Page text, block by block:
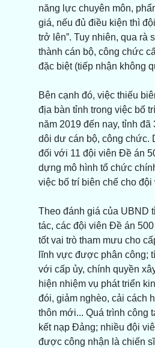
năng lực chuyên môn,
giá, nếu đủ điều kiện thì
trở lên”. Tuy nhiên, qua rà
thành cán bộ, công chức
đặc biệt (tiếp nhận không
Bên cạnh đó, việc thiếu
địa bàn tỉnh trong việc bố
năm 2019 đến nay, tỉnh
dôi dư cán bộ, công chức.
đối với 11 đội viên Đề án
dựng mô hình tổ chức
việc bố trí biên chế cho
Theo đánh giá của UBND
tác, các đội viên Đề án
tốt vai trò tham mưu cho
lĩnh vực được phân công;
với cấp ủy, chính quyền
hiện nhiệm vụ phát triển
đói, giảm nghèo, cải cách
thôn mới... Quá trình công
kết nạp Đảng; nhiều đội
được công nhận là chiến